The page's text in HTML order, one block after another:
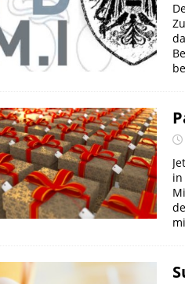
in